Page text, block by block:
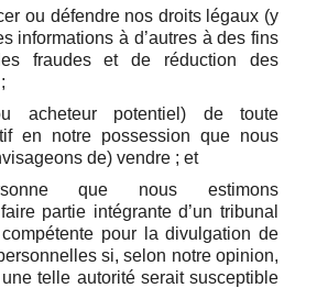
ou défendre nos droits légaux (y
informations à d’autres à des fins
fraudes et de réduction des
acheteur potentiel) de toute
en notre possession que nous
de) vendre ; et
que nous estimons
partie intégrante d’un tribunal
pour la divulgation de
si, selon notre opinion,
telle autorité serait susceptible